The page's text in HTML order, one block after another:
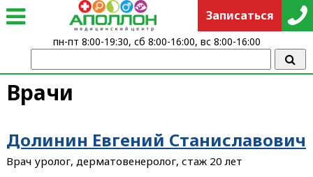
Врачи
Долинин Евгений Станиславович
Врач уролог, дерматовенеролог, стаж 20 лет
Записаться
пн-пт 8:00-19:30, сб 8:00-16:00, вс 8:00-16:00